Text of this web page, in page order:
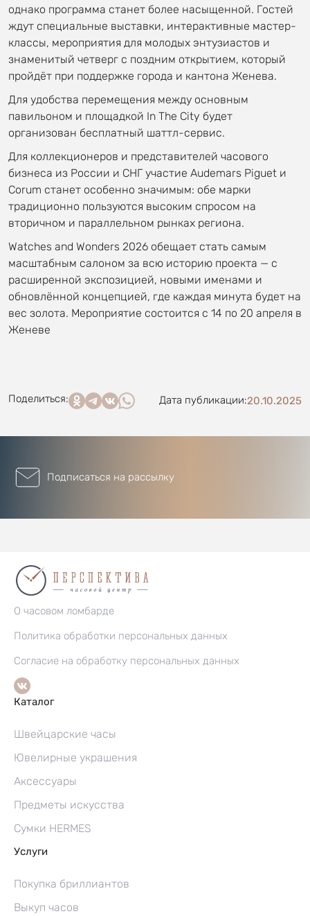
однако программа станет более насыщенной. Гостей
ждут специальные выставки, интерактивные мастер-
классы, мероприятия для молодых энтузиастов и
знаменитый четверг с поздним открытием, который
пройдёт при поддержке города и кантона Женева.
Для удобства перемещения между основным
павильоном и площадкой In The City будет
организован бесплатный шаттл-сервис.
Для коллекционеров и представителей часового
бизнеса из России и СНГ участие Audemars Piguet и
Corum станет особенно значимым: обе марки
традиционно пользуются высоким спросом на
вторичном и параллельном рынках региона.
Watches and Wonders 2026 обещает стать самым
масштабным салоном за всю историю проекта — с
расширенной экспозицией, новыми именами и
обновлённой концепцией, где каждая минута будет на
вес золота. Мероприятие состоится с 14 по 20 апреля в
Женеве
Поделиться: Дата публикации:20.10.2025
Подписаться на рассылку
О часовом ломбарде
Политика обработки персональных данных
Согласие на обработку персональных данных
Каталог
Швейцарские часы
Ювелирные украшения
Аксессуары
Предметы искусства
Сумки HERMES
Услуги
Покупка бриллиантов
Выкуп часов